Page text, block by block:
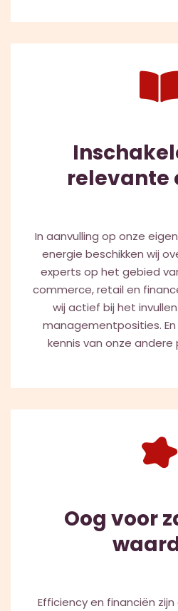
relevante
In aanvulling op onze
energie beschikken wij
experts op het gebied
commerce, retail en
wij actief bij het
managementposities.
kennis van onze
Oog voor
Efficiency en financiën